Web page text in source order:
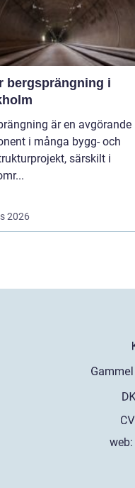
bergsprängning i
är en avgörande
i många bygg- och
särskilt i
2026
web: